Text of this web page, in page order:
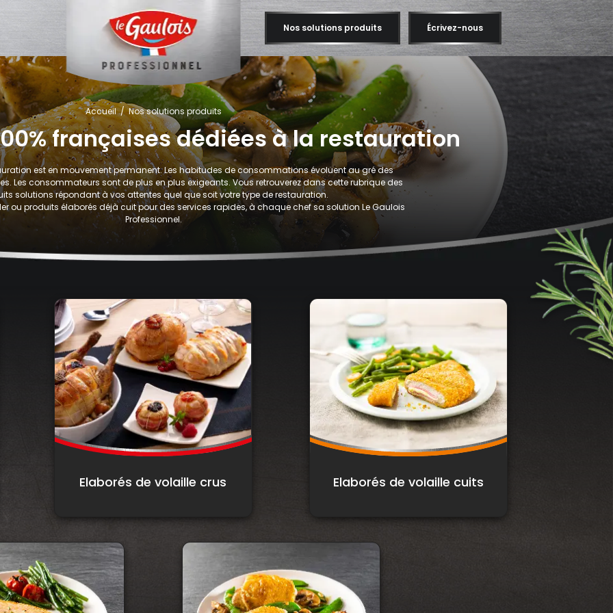
Nos solutions produits Écrivez-nous
Accueil Nos solutions produits
françaises dédiées à la restauration
est en mouvement permanent. Les habitudes de consommations évoluent au gré des
Les consommateurs sont de plus en plus exigeants. Vous retrouverez dans cette rubrique des
solutions répondant à vos attentes quel que soit votre type de restauration.
ou produits élaborés déjà cuit pour des services rapides, à chaque chef sa solution Le Gaulois
Professionnel.
Elaborés de volaille crus Elaborés de volaille cuits